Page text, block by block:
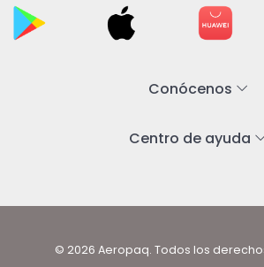
Conócenos
Centro de ayuda
© 2026 Aeropaq. Todos los